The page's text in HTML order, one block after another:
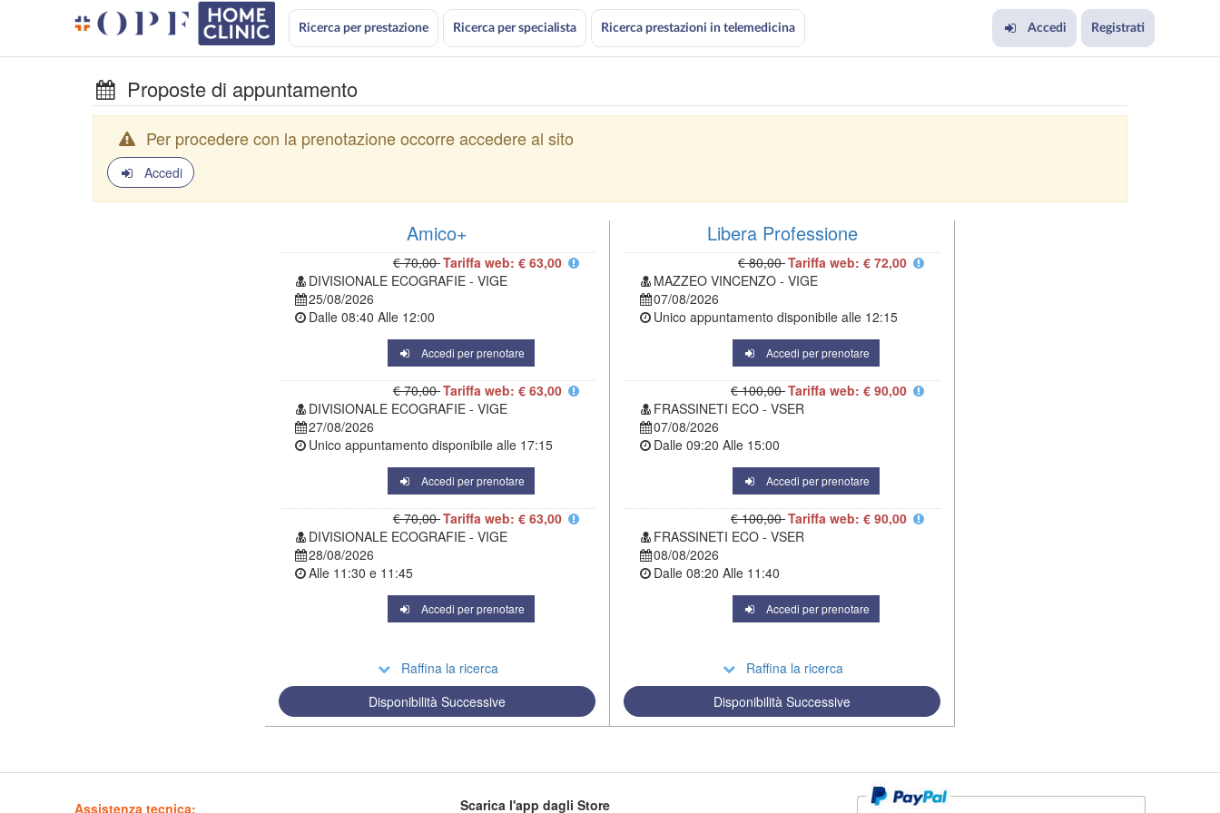
Ricerca per prestazione Ricerca per specialista Ricerca prestazioni in telemedicina Accedi Registrati
Proposte di appuntamento
Per procedere con la prenotazione occorre accedere al sito
Accedi
Amico+
€ 70,00Tariffa web: € 63,00
DIVISIONALE ECOGRAFIE - VIGE
25/08/2026
Dalle 08:40 Alle 12:00
Accedi per prenotare
€ 70,00Tariffa web: € 63,00
DIVISIONALE ECOGRAFIE - VIGE
27/08/2026
Unico appuntamento disponibile alle 17:15
Accedi per prenotare
€ 70,00Tariffa web: € 63,00
DIVISIONALE ECOGRAFIE - VIGE
28/08/2026
Alle 11:30 e 11:45
Accedi per prenotare
Raffina la ricerca
Disponibilità Successive
Libera Professione
€ 80,00Tariffa web: € 72,00
MAZZEO VINCENZO - VIGE
07/08/2026
Unico appuntamento disponibile alle 12:15
Accedi per prenotare
€ 100,00Tariffa web: € 90,00
FRASSINETI ECO - VSER
07/08/2026
Dalle 09:20 Alle 15:00
Accedi per prenotare
€ 100,00Tariffa web: € 90,00
FRASSINETI ECO - VSER
08/08/2026
Dalle 08:20 Alle 11:40
Accedi per prenotare
Raffina la ricerca
Disponibilità Successive
Assistenza tecnica: Scarica l'app dagli Store